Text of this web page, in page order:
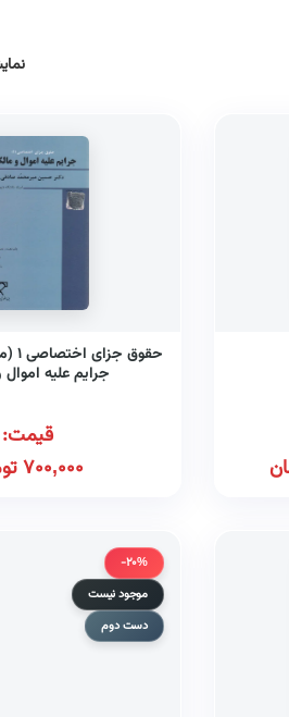
جرایم علیه
قیمت:
700,000
-20%
موجود نیست
دست دوم